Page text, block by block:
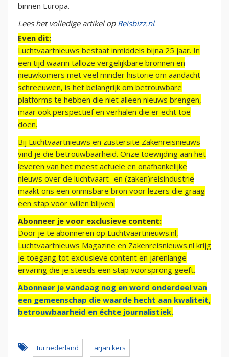
binnen Europa.
Lees het volledige artikel op Reisbizz.nl.
Even dit:
Luchtvaartnieuws bestaat inmiddels bijna 25 jaar. In
een tijd waarin talloze vergelijkbare bronnen en
nieuwkomers met veel minder historie om aandacht
schreeuwen, is het belangrijk om betrouwbare
platforms te hebben die niet alleen nieuws brengen,
maar ook perspectief en verhalen die er echt toe
doen.
Bij Luchtvaartnieuws en zustersite Zakenreisnieuws
vind je die betrouwbaarheid. Onze toewijding aan het
leveren van het meest actuele en onafhankelijke
nieuws over de luchtvaart- en (zaken)reisindustrie
maakt ons een onmisbare bron voor lezers die graag
een stap voor willen blijven.
Abonneer je voor exclusieve content:
Door je te abonneren op Luchtvaartnieuws.nl,
Luchtvaartnieuws Magazine en Zakenreisnieuws.nl krijg
je toegang tot exclusieve content en jarenlange
ervaring die je steeds een stap voorsprong geeft.
Abonneer je vandaag nog en word onderdeel van
een gemeenschap die waarde hecht aan kwaliteit,
betrouwbaarheid en échte journalistiek.
tui nederland arjan kers